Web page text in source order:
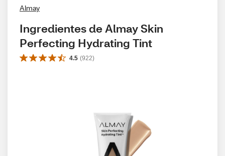
Almay
Ingredientes de Almay Skin
Perfecting Hydrating Tint
4.5 (922)